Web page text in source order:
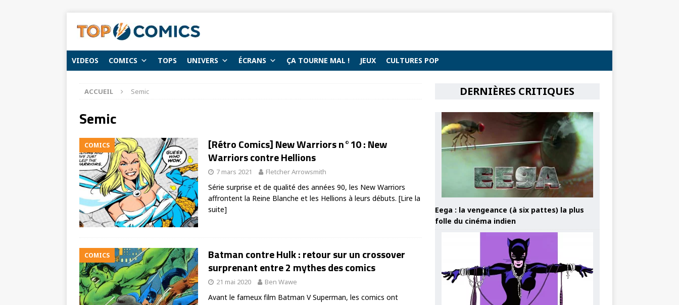
VIDEOS COMICS TOPS UNIVERS ÉCRANS ÇA TOURNE MAL ! JEUX CULTURES POP
ACCUEIL Semic
Semic
COMICS
[Rétro Comics] New Warriors n°10 : New
Warriors contre Hellions
7 mars 2021 Fletcher Arrowsmith
Série surprise et de qualité des années 90, les New Warriors
affrontent la Reine Blanche et les Hellions à leurs débuts. [Lire la
suite]
COMICS
Batman contre Hulk : retour sur un crossover
surprenant entre 2 mythes des comics
21 mai 2020 Ben Wawe
Avant le fameux film Batman V Superman, les comics ont
DERNIÈRES CRITIQUES
Eega : la vengeance (à six pattes) la plus
folle du cinéma indien